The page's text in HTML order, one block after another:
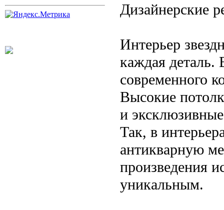
Дизайнерские
Интерьер
каждая деталь.
современного
Высокие
и
Так, в
антикварную
произведения
уникальным.